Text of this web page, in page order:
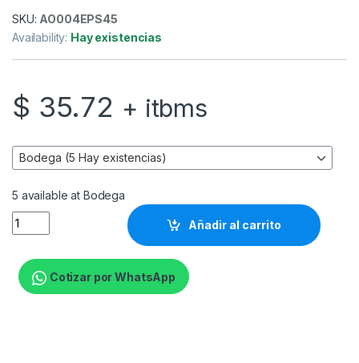
SKU: AO004EPS45
Availability: Hay existencias
$ 35.72 + itbms
5 available at Bodega
Epson - Caja de mantenimiento de tinta - para SureColor
Añadir al carrito
Cotizar por WhatsApp